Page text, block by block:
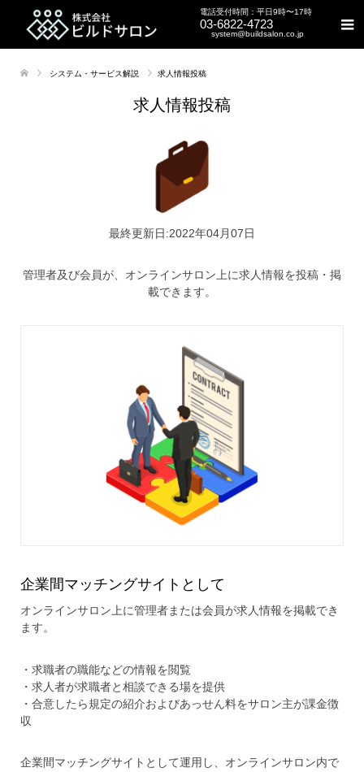
電話受付時間：平日9時〜17時
03-6822-4723
system@buildsalon.co.jp
システム・サービス解説 求人情報投稿
求人情報投稿
最終更新日:2022年04月07日
管理者及び会員が、オンラインサロン上に求人情報を投稿・掲
載できます。
企業間マッチングサイトとして
オンラインサロン上に管理者または会員が求人情報を掲載でき
ます。
・求職者の職能などの情報を閲覧
・求人者が求職者と相談できる場を提供
・合意したら規定の紹介およびあっせん料をサロン主が課金徴
収
企業間マッチングサイトとして運用し、オンラインサロン内で